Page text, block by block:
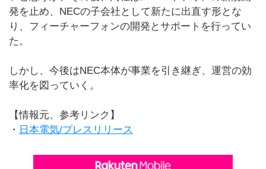
発を止め、NECの子会社として新たに出直す形とな
り、フィーチャーフォンの開発とサポートを行ってい
た。
しかし、今後はNEC本体が事業を引き継ぎ、運営の効
率化を図っていく。
【情報元、参考リンク】
・ 日本電気/プレスリリース